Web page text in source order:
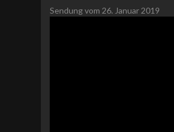
Sendung vom 26. Januar 2019